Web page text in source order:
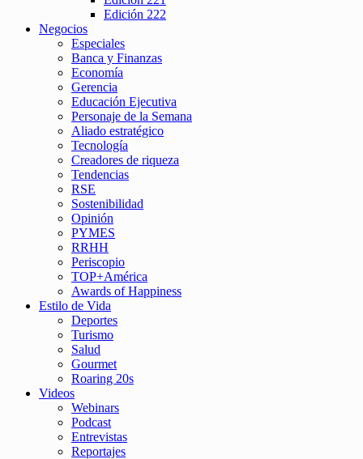
Edición 222
Negocios
Especiales
Banca y Finanzas
Economía
Gerencia
Educación Ejecutiva
Personaje de la Semana
Aliado estratégico
Tecnología
Creadores de riqueza
Tendencias
RSE
Sostenibilidad
Opinión
PYMES
RRHH
Periscopio
TOP+América
Awards of Happiness
Estilo de Vida
Deportes
Turismo
Salud
Gourmet
Roaring 20s
Videos
Webinars
Podcast
Entrevistas
Reportajes